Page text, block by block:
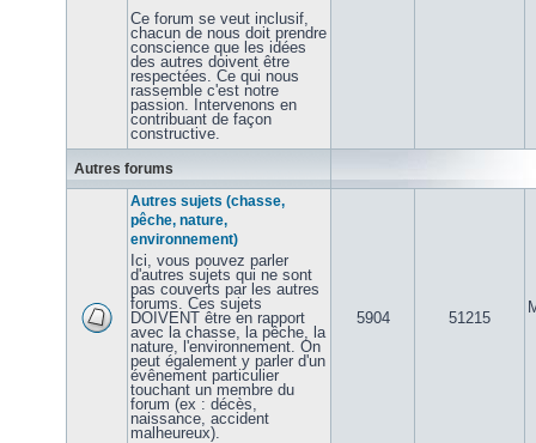
Ce forum se veut inclusif,
chacun de nous doit prendre
conscience que les idées
des autres doivent être
respectées. Ce qui nous
rassemble c'est notre
passion. Intervenons en
contribuant de façon
constructive.
Autres forums
Autres sujets (chasse,
pêche, nature,
environnement)
Ici, vous pouvez parler
d'autres sujets qui ne sont
pas couverts par les autres
forums. Ces sujets
DOIVENT être en rapport
avec la chasse, la pêche, la
nature, l'environnement. On
peut également y parler d'un
évênement particulier
touchant un membre du
forum (ex : décès,
naissance, accident
malheureux).
5904 51215